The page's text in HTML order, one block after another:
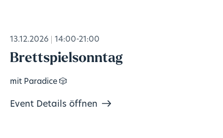
13.12.2026 14:00-21:00
Brettspielsonntag
mit Paradice 🎲
Event Details öffnen